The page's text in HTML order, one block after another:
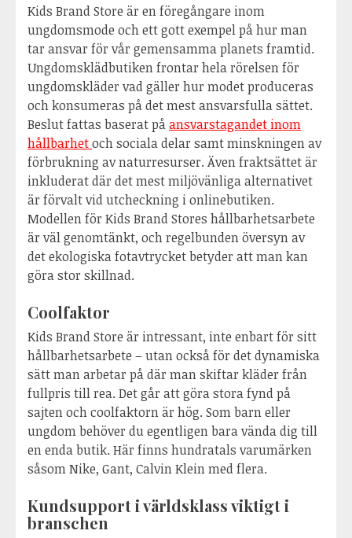
Kids Brand Store är en föregångare inom
ungdomsmode och ett gott exempel på hur man
tar ansvar för vår gemensamma planets framtid.
Ungdomsklädbutiken frontar hela rörelsen för
ungdomskläder vad gäller hur modet produceras
och konsumeras på det mest ansvarsfulla sättet.
Beslut fattas baserat påansvarstagandet inom
hållbarhetoch sociala delar samt minskningen av
förbrukning av naturresurser. Även fraktsättet är
inkluderat där det mest miljövänliga alternativet
är förvalt vid utcheckning i onlinebutiken.
Modellen för Kids Brand Stores hållbarhetsarbete
är väl genomtänkt, och regelbunden översyn av
det ekologiska fotavtrycket betyder att man kan
göra stor skillnad.
Coolfaktor
Kids Brand Store är intressant, inte enbart för sitt
hållbarhetsarbete – utan också för det dynamiska
sätt man arbetar på där man skiftar kläder från
fullpris till rea. Det går att göra stora fynd på
sajten och coolfaktorn är hög. Som barn eller
ungdom behöver du egentligen bara vända dig till
en enda butik. Här finns hundratals varumärken
såsom Nike, Gant, Calvin Klein med flera.
Kundsupport i världsklass viktigt i
branschen